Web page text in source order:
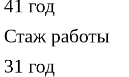
41 год
Стаж работы
31 год